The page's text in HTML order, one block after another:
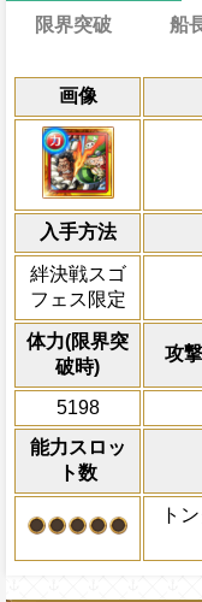
画像
入手方法
絆決戦スゴ
フェス限定
体力(限界突
破時)
攻
5198
能力スロッ
ト数
ト
じ
量
の
ー
化
技
打
限界突破
力
船
冒
も
殺
封
を
な
上
ェ
D
ト
ン
1
ト
エ
デ
ら